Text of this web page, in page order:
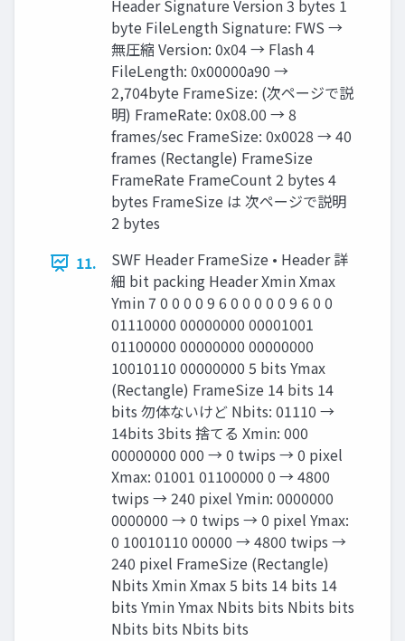
Header Signature Version 3 bytes 1
byte FileLength Signature: FWS →
無圧縮 Version: 0x04 → Flash 4
FileLength: 0x00000a90 →
2,704byte FrameSize: (次ページで説
明) FrameRate: 0x08.00 → 8
frames/sec FrameSize: 0x0028 → 40
frames (Rectangle) FrameSize
FrameRate FrameCount 2 bytes 4
bytes FrameSize は 次ページで説明
2 bytes
11.
SWF Header FrameSize • Header 詳
細 bit packing Header Xmin Xmax
Ymin 7 0 0 0 0 9 6 0 0 0 0 0 9 6 0 0
01110000 00000000 00001001
01100000 00000000 00000000
10010110 00000000 5 bits Ymax
(Rectangle) FrameSize 14 bits 14
bits 勿体ないけど Nbits: 01110 →
14bits 3bits 捨てる Xmin: 000
00000000 000 → 0 twips → 0 pixel
Xmax: 01001 01100000 0 → 4800
twips → 240 pixel Ymin: 0000000
0000000 → 0 twips → 0 pixel Ymax:
0 10010110 00000 → 4800 twips →
240 pixel FrameSize (Rectangle)
Nbits Xmin Xmax 5 bits 14 bits 14
bits Ymin Ymax Nbits bits Nbits bits
Nbits bits Nbits bits